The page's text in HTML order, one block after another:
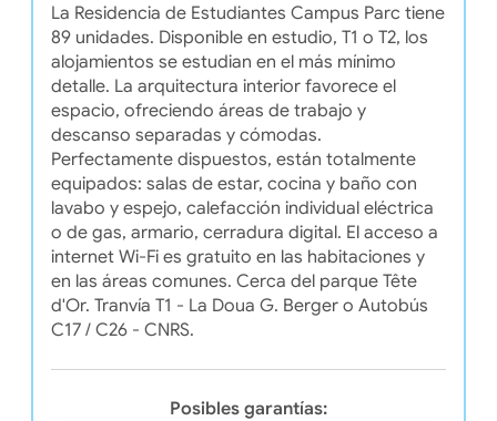
La Residencia de Estudiantes Campus Parc tiene
89 unidades. Disponible en estudio, T1 o T2, los
alojamientos se estudian en el más mínimo
detalle. La arquitectura interior favorece el
espacio, ofreciendo áreas de trabajo y
descanso separadas y cómodas.
Perfectamente dispuestos, están totalmente
equipados: salas de estar, cocina y baño con
lavabo y espejo, calefacción individual eléctrica
o de gas, armario, cerradura digital. El acceso a
internet Wi-Fi es gratuito en las habitaciones y
en las áreas comunes. Cerca del parque Tête
d'Or. Tranvía T1 - La Doua G. Berger o Autobús
C17 / C26 - CNRS.
Posibles garantías: